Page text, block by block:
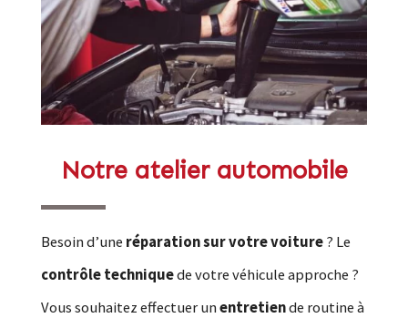
Notre atelier automobile
Besoin d’une réparation sur votre voiture? Le
contrôle techniquede votre véhicule approche ?
Vous souhaitez effectuer unentretiende routine à